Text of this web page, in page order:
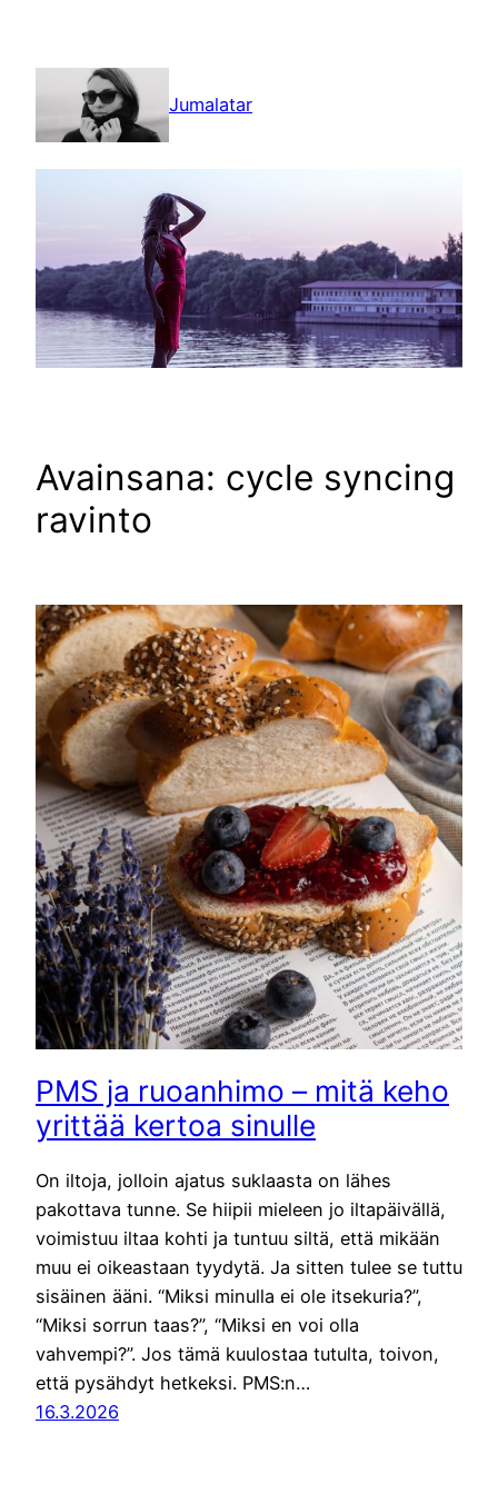
Jumalatar
Avainsana: cycle syncing
ravinto
PMS ja ruoanhimo – mitä keho
yrittää kertoa sinulle
On iltoja, jolloin ajatus suklaasta on lähes
pakottava tunne. Se hiipii mieleen jo iltapäivällä,
voimistuu iltaa kohti ja tuntuu siltä, että mikään
muu ei oikeastaan tyydytä. Ja sitten tulee se tuttu
sisäinen ääni. “Miksi minulla ei ole itsekuria?”,
“Miksi sorrun taas?”, “Miksi en voi olla
vahvempi?”. Jos tämä kuulostaa tutulta, toivon,
että pysähdyt hetkeksi. PMS:n…
16.3.2026